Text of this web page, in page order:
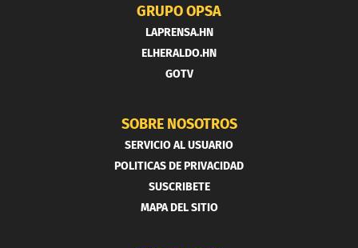
GRUPO OPSA
LAPRENSA.HN
ELHERALDO.HN
GOTV
SOBRE NOSOTROS
SERVICIO AL USUARIO
POLITICAS DE PRIVACIDAD
SUSCRIBETE
MAPA DEL SITIO